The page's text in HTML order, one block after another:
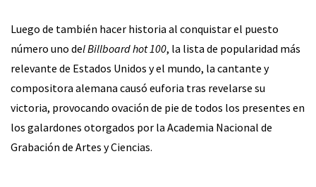
Luego de también hacer historia al conquistar el puesto
número uno del Billboard hot 100, la lista de popularidad más
relevante de Estados Unidos y el mundo, la cantante y
compositora alemana causó euforia tras revelarse su
victoria, provocando ovación de pie de todos los presentes en
los galardones otorgados por la Academia Nacional de
Grabación de Artes y Ciencias.